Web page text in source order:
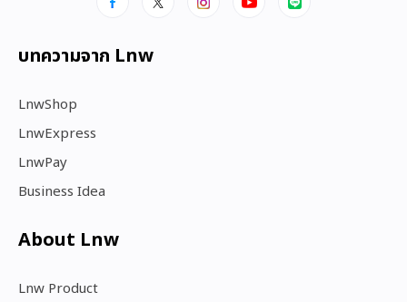
บทความจาก Lnw
LnwShop
LnwExpress
LnwPay
Business Idea
About Lnw​
Lnw Product